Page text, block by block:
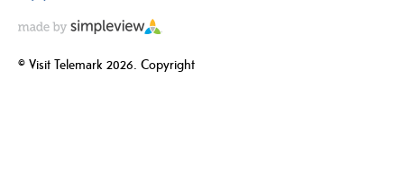
© Visit Telemark 2026. Copyright